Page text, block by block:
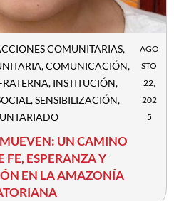
COMUNITARIAS,
,COMUNICACIÓN,
, INSTITUCIÓN,
,SENSIBILIZACIÓN,
AGO
STO
22,
202
5
UN CAMINO
FE, ESPERANZA Y
EN LA AMAZONÍA